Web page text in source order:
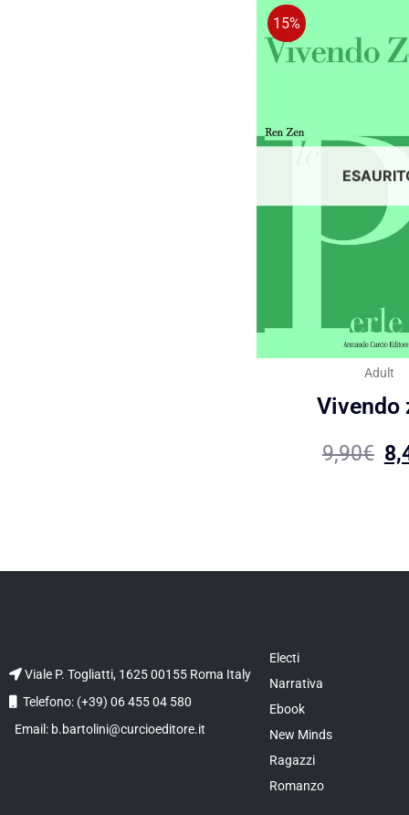
15%
Adult
Vivendo
9,90€
Viale P. Togliatti, 1625 00155 Roma Italy
Telefono: (+39) 06 455 04 580
Email: b.bartolini@curcioeditore.it
Electi
Narrativa
Ebook
New Minds
Ragazzi
Romanzo